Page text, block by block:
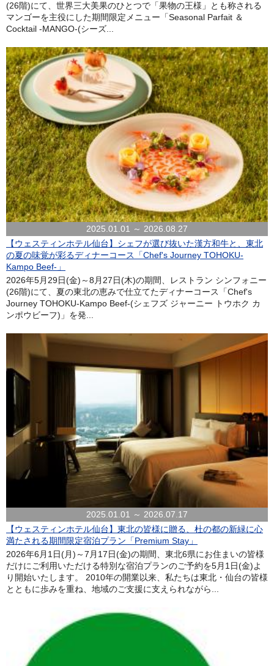
(26階)にて、世界三大美果のひとつで「果物の王様」とも称される
マンゴーを主役にした期間限定メニュー「Seasonal Parfait ＆
Cocktail -MANGO-(シーズ...
2025.01.01 ～ 2026.08.27
【ウェスティンホテル仙台】シェフが選び抜いた漢方和牛と、東北
の夏の味覚が彩るディナーコース「Chef's Journey TOHOKU-
Kampo Beef-」
2026年5月29日(金)～8月27日(木)の期間、レストラン シンフォニー
(26階)にて、夏の東北の恵みで仕立てたディナーコース「Chef's
Journey TOHOKU-Kampo Beef-(シェフズ ジャーニー トウホク カ
ンポウビーフ)」を発...
2025.01.01 ～ 2026.07.17
【ウェスティンホテル仙台】東北の皆様に贈る、杜の都の新緑に心
満たされる期間限定宿泊プラン「Premium Stay」
2026年6月1日(月)～7月17日(金)の期間、東北6県にお住まいの皆様
だけにご利用いただける特別な宿泊プランのご予約を5月1日(金)よ
り開始いたします。 2010年の開業以来、私たちは東北・仙台の皆様
とともに歩みを重ね、地域のご支援に支えられながら...